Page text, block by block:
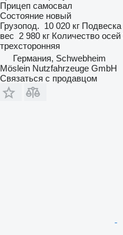
Прицеп самосвал
Состояние новый
Грузопод. 10 020 кг Подвеска
вес 2 980 кг Количество осей
трехсторонняя
Германия, Schwebheim
Möslein Nutzfahrzeuge GmbH
Связаться с продавцом